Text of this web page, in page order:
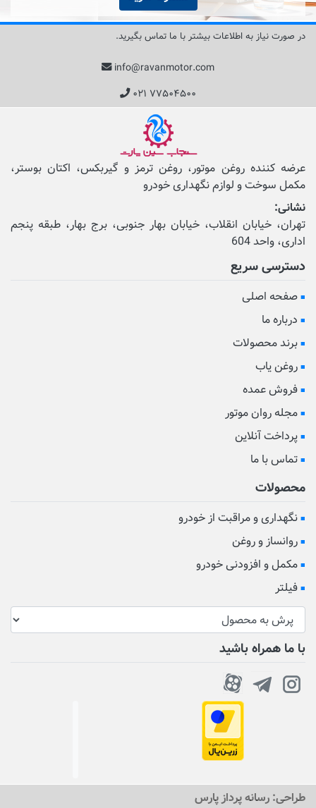
در صورت نیاز به اطلاعات بیشتر با ما تماس بگیرید.
info@ravanmotor.com
۰۲۱ ۷۷۵۰۴۵۰۰
عرضه کننده روغن موتور، روغن ترمز و گیربکس، اکتان بوستر،
مکمل‌ سوخت و لوازم نگهداری خودرو
نشانی:
تهران، خیابان انقلاب، خیابان بهار جنوبی، برج بهار، طبقه پنجم
اداری، واحد 604
دسترسی سریع
صفحه اصلی
درباره ما
برند محصولات
روغن یاب
فروش عمده
مجله روان موتور
پرداخت آنلاین
تماس با ما
محصولات
نگهداری و مراقبت از خودرو
روانساز و روغن
مکمل و افزودنی خودرو
فیلتر
با ما همراه باشید
طراحی: رسانه پرداز پارس